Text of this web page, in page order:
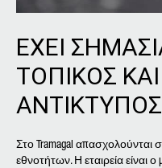
ΕΧΕΙ
ΤΟΠΙΚΟΣ
Στο Tramagal απασχολούνται
εθνοτήτων. Η εταιρεία είναι